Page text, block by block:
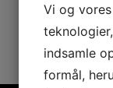
Vi og
indsamle
formål,